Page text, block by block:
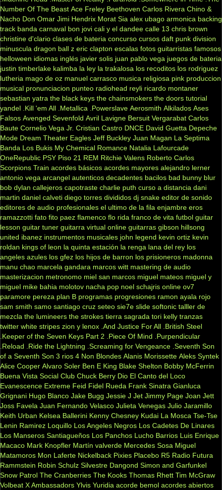
Number Of The Beast Ace Freley Beethoven Carlos Rivera Chino &
Nacho Don Omar Jimi Hendrix Morat Sia alex ubago armonica backing
track banda carnaval bon jovi cali y el dandee calle 13 chris brown
christine d'clario clases de bateria concurso cursos daft punk division
minuscula dragon ball z eric clapton escalas fotos guitarristas famosos
helloween idiomas inglés javier solis juan pablo vega juegos de bateria
justin timberlake kalimba la ley la trakalosa los recoditos los rodriguez
lutheria mago de oz manuel carrasco musica religiosa pink produccion
musical pronunciacion punteo radiohead reyli ricardo montaner
sebastian yatra the black keys the chainsmokers the doors tutorial
yandel .Kill 'em All .Metallica .Powerslave Aerosmith Alkilados Ases
Falsos Avenged Sevenfold Avril Lavigne Bersuit Vergarabat Carlos
Baute Cornelio Vega Jr. Cristian Castro DNCE David Guetta Depeche
Mode Dream Theater Eagles Jeff Buckley Juan Magan La Septima
Banda Los Bukis My Chemical Romance Natalia Lafourcade
OneRepublic PSY Piso 21 REM Ritchie Valens Roberto Carlos
Scorpions Train acordes básicos acordes mayores alejandro lerner
antonio vega arcangel autenticos decadentes bacilos bad bunny blur
bob dylan callejeros capotraste charlie puth curso a distancia dani
martin daniel calveti diego torres divididos dj snake editor de sonido
editores de audio profesionales el ultimo de la fila enjambre eros
ramazzotti fato fito paez flamenco flo rida franco de vita futbol guitar
lesson guitar tuner guitarra virtual online guitarras gibson hillsong
united ibanez instrumentos musicales john legend kevin ortiz kevin
roldan kings of leon la quinta estación la renga lana del rey los
angeles azules los gfez los hijos de barron los prisioneros madonna
manu chao marcela gandara marcos witt mastering de audio
masterizacion metronomo miel san marcos miguel mateos miguel y
miguel mike bahia molotov nacha pop noel schajris online ov7
paramore pereza plan B programas progresiones ramon ayala rojo
sam smith samo santiago cruz seteo sie7e slide softonic talller de
mezcla the lumineers the strokes tierra sagrada tori kelly tranzas
twitter white stripes zion y lenox .And Justice For All .British Steel
.Keeper of the Seven Keys Part 2
.Piece Of Mind
.Purpendicular
.Reload
.Ride the Lightning .Screaming for Vengeance .Seventh Son
of a Seventh Son 3 rios 4 Non Blondes Alanis Morissette Aleks Syntek
Alice Cooper Alvaro Soler Ben E King Blake Shelton Bobby McFerrin
Buena Vista Social Club Chuck Berry Dio El Canto del Loco
Evanescence Extreme Feid Fidel Rueda Frank Sinatra Gianluca
Grignani Hugo Blanco Jake Bugg Jessie J Jet Jimmy Page Joan Jett
Joss Favela Juan Fernando Velasco Julieta Venegas Julio Jaramillo
Keith Urban Kelsea Ballerini Kenny Chesney Kudai La Mosca Tse-Tse
Lenin Ramirez Loquillo Los Angeles Negros Los Cadetes De Linares
Los Manseros Santiagueños Los Panchos Lucho Barrios Luis Enrique
Macaco Mark Knopfler Martín valverde Mercedes Sosa Miguel
Matamoros Mon Laferte Nickelback Pixies Placebo R5 Radio Futura
Rammstein Robin Schulz Silvestre Dangond Simon and Garfunkel
Snow Patrol The Cranberries The Kooks Thomas Rhett Tim McGraw
Volbeat X Ambassadors Ylvis Yuridia acorde bemol acordes abiertos